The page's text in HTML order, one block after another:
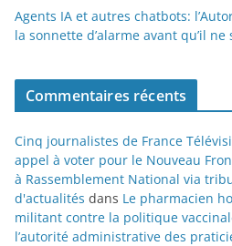
Agents IA et autres chatbots:
la sonnette d’alarme avant qu’il
Commentaires récents
Cinq journalistes de France
appel à voter pour le Nouveau
à Rassemblement National via
d'actualités dans Le pharmacien
militant contre la politique
l’autorité administrative des